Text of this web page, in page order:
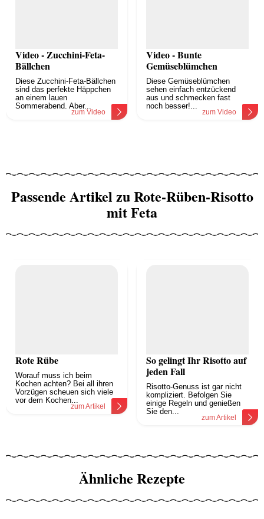
Video - Zucchini-Feta-
Bällchen
Diese Zucchini-Feta-Bällchen
sind das perfekte Häppchen
an einem lauen
Sommerabend. Aber...
zum Video
Video - Bunte
Gemüseblümchen
Diese Gemüseblümchen
sehen einfach entzückend
aus und schmecken fast
noch besser!...
zum Video
Passende Artikel zu Rote-Rüben-Risotto
mit Feta
Rote Rübe
Worauf muss ich beim
Kochen achten? Bei all ihren
Vorzügen scheuen sich viele
vor dem Kochen...
zum Artikel
So gelingt Ihr Risotto auf
jeden Fall
Risotto-Genuss ist gar nicht
kompliziert. Befolgen Sie
einige Regeln und genießen
Sie den...
zum Artikel
Ähnliche Rezepte